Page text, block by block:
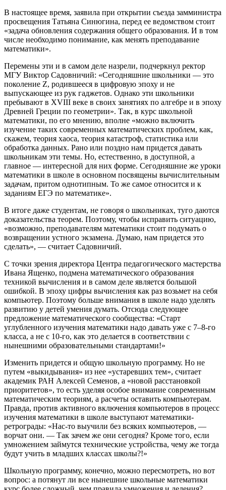
В настоящее время, заявила при открытии съезда замминистра
просвещения Татьяна Синюгина, перед ее ведомством стоит
«задача обновления содержания общего образования. И в том
числе необходимо понимание, как менять преподавание
математики».
Перемены эти и в самом деле назрели, подчеркнул ректор
МГУ Виктор Садовничий: «Сегодняшние школьники — это
поколение Z, родившееся в цифровую эпоху и не
выпускающее из рук гаджетов. Однако эти школьники
пребывают в ХVIII веке в своих занятиях по алгебре и в эпоху
Древней Греции по геометрии». Так, в курс школьной
математики, по его мнению, вполне «можно включить
изучение таких современных математических проблем, как,
скажем, теория хаоса, теория катастроф, статистика или
обработка данных. Рано или поздно нам придется давать
школьникам эти темы. Но, естественно, в доступной, а
главное — интересной для них форме. Сегодняшние же уроки
математики в школе в основном посвящены вычислительным
задачам, притом однотипным. То же самое относится и к
заданиям ЕГЭ по математике».
В итоге даже студентам, не говоря о школьниках, туго даются
доказательства теорем. Поэтому, чтобы исправить ситуацию,
«возможно, преподавателям математики стоит подумать о
возвращении устного экзамена. Думаю, нам придется это
сделать», — считает Садовничий.
С точки зрения директора Центра педагогического мастерства
Ивана Ященко, подмена математического образования
техникой вычисления и в самом деле является большой
ошибкой. В эпоху цифры вычисления как раз возьмет на себя
компьютер. Поэтому больше внимания в школе надо уделять
развитию у детей умения думать. Отсюда следующее
предложение математического сообщества: «Старт
углубленного изучения математики надо давать уже с 7–8-го
класса, а не с 10-го, как это делается в соответствии с
нынешними образовательными стандартами!»
Изменить придется и общую школьную программу. Но не
путем «выкидывания» из нее «устаревших тем», считает
академик РАН Алексей Семенов, а «новой расстановкой
приоритетов», то есть уделяя особое внимание современным
математическим теориям, а расчеты оставить компьютерам.
Правда, против активного включения компьютеров в процесс
изучения математики в школе выступают математики-
ретрограды: «Нас-то выучили без всяких компьютеров, —
ворчат они. — Так зачем же они сегодня? Кроме того, если
умножением займутся технические устройства, чему же тогда
будут учить в младших классах школы?!»
Школьную программу, конечно, можно пересмотреть, но вот
вопрос: а потянут ли все нынешние школьные математики